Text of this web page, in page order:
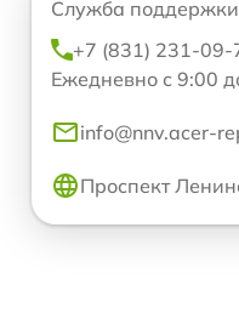
Служба поддержки
+7 (831) 231-09-
Ежедневно с 9:00
info@nnv.acer-
Проспект